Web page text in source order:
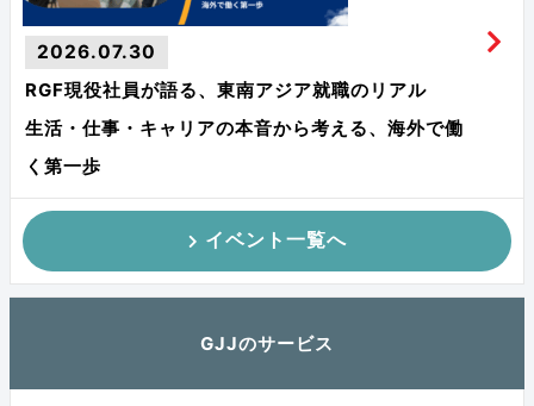
2026.07.30
RGF現役社員が語る、東南アジア就職のリアル
生活・仕事・キャリアの本音から考える、海外で働
く第一歩
イベント一覧へ
GJJのサービス